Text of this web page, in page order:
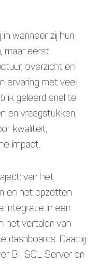
in wanneer zij hun
maar eerst
overzicht en
ervaring met veel
ik geleerd snel te
en vraagstukken,
kwaliteit,
impact.
van het
en het opzetten
integratie in een
het vertalen van
dashboards. Daarbij
BI, SQL Server en